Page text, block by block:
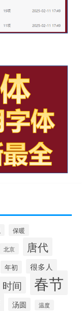
保暖
北京 唐代
年初 很多人
时间 春节
汤圆 温度